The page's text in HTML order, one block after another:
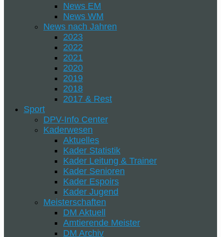
News EM
News WM
News nach Jahren
2023
2022
2021
2020
2019
2018
2017 & Rest
Sport
DPV-Info Center
Kaderwesen
Aktuelles
Kader Statistik
Kader Leitung & Trainer
Kader Senioren
Kader Espoirs
Kader Jugend
Meisterschaften
DM Aktuell
Amtierende Meister
DM Archiv